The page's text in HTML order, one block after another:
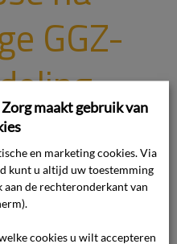
GGZ-
Deze uitspraak
tien jaar in
en klaagt
uitspraken
De commissie
over een lange
maakt gebruik van
en marketing cookies. Via
kunt u altijd uw toestemming
de rechteronderkant van
cookies u wilt accepteren